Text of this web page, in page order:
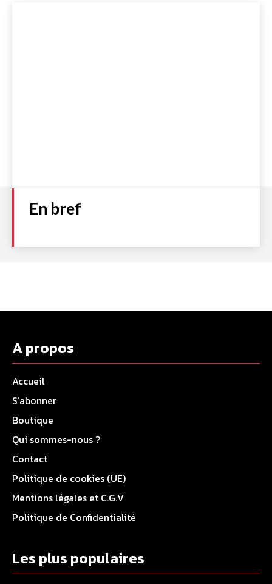
En bref
A propos
Accueil
S’abonner
Boutique
Qui sommes-nous ?
Contact
Politique de cookies (UE)
Mentions légales et C.G.V
Politique de Confidentialité
Les plus populaires